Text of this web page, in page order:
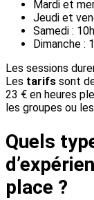
Mardi et
Jeudi et
Samedi :
Dimanche :
Les sessions
Les tarifs sont
23 € en heures
les groupes ou
Quels
place ?